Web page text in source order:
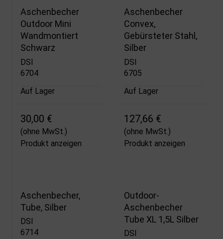
Aschenbecher
Outdoor Mini
Wandmontiert
Schwarz
DSI
6704
Auf Lager
30,00 €
(ohne MwSt.)
Produkt anzeigen
Aschenbecher
Convex,
Gebürsteter Stahl,
Silber
DSI
6705
Auf Lager
127,66 €
(ohne MwSt.)
Produkt anzeigen
Aschenbecher,
Tube, Silber
DSI
6714
Outdoor-
Aschenbecher
Tube XL 1,5L Silber
DSI